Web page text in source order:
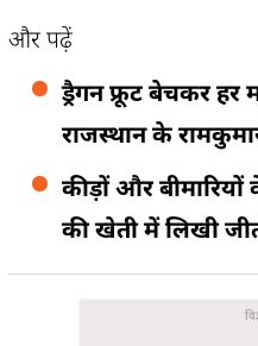
और पढ़ें
ड्रैगन फ्रूट बेचकर हर
राजस्‍थान के
कीड़ों और
की खेती में लिखी